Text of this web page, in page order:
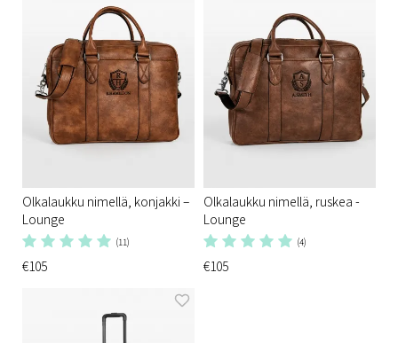
Olkalaukku nimellä, konjakki –
Lounge
(11)
€105
Olkalaukku nimellä, ruskea -
Lounge
(4)
€105